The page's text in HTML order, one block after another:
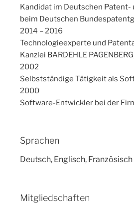
Kandidat im Deutschen Patent-
beim Deutschen
2014 – 2016
Technologieexperte und
Kanzlei BARDEHLE
2002
Selbstständige Tätigkeit als
2000
Software-Entwickler bei der
Sprachen
Deutsch, Englisch, Französisch
Mitgliedschaften